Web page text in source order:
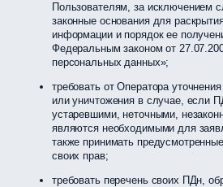
Пользователям, за исключением
законные основания для
информации и порядок ее
Федеральным законом от
персональных данных»;
требовать от Оператора
или уничтожения в случае, если
устаревшими, неточными,
являются необходимыми для
также принимать
своих прав;
требовать перечень своих ПДн,